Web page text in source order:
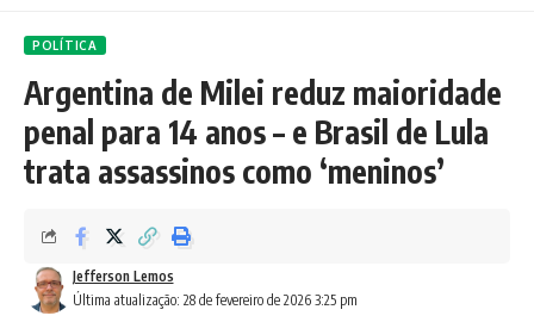
POLÍTICA
Argentina de Milei reduz maioridade
penal para 14 anos – e Brasil de Lula
trata assassinos como ‘meninos’
Última atualização: 28 de fevereiro de 2026 3:25 pm
Jefferson Lemos